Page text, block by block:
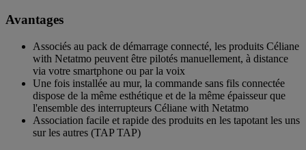
Avantages
Associés au pack de démarrage connecté, les produits Céliane
with Netatmo peuvent être pilotés manuellement, à distance
via votre smartphone ou par la voix
Une fois installée au mur, la commande sans fils connectée
dispose de la même esthétique et de la même épaisseur que
l'ensemble des interrupteurs Céliane with Netatmo
Association facile et rapide des produits en les tapotant les uns
sur les autres (TAP TAP)